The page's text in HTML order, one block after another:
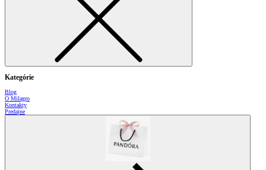
Kategórie
Blog
O Milagro
Kontakty
Predajne